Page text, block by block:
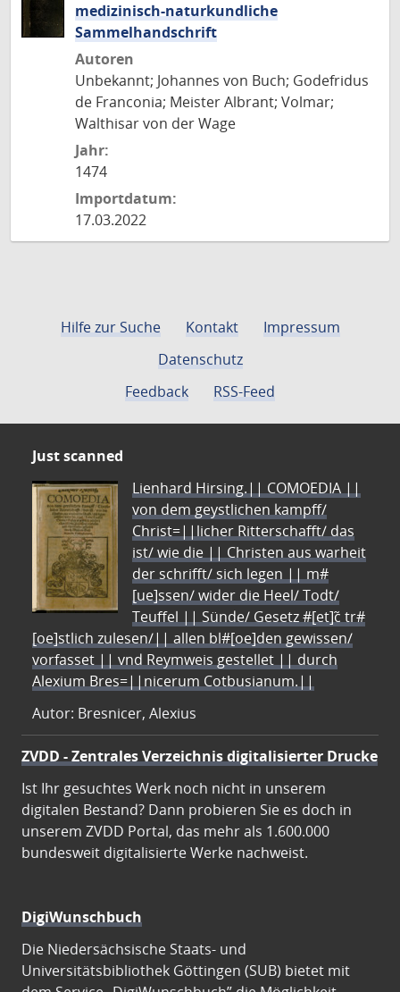
medizinisch-naturkundliche
Sammelhandschrift
Autoren
Unbekannt; Johannes von Buch; Godefridus
de Franconia; Meister Albrant; Volmar;
Walthisar von der Wage
Jahr:
1474
Importdatum:
17.03.2022
Hilfe zur Suche Kontakt
Impressum
Datenschutz
Feedback
RSS-Feed
Just scanned
Lienhard Hirsing.|| COMOEDIA ||
von dem geystlichen kampff/
Christ=||licher Ritterschafft/ das
ist/ wie die || Christen aus warheit
der schrifft/ sich legen || m#
[ue]ssen/ wider die Heel/ Todt/
Teuffel || Sünde/ Gesetz #[et]c̃ tr#
[oe]stlich zulesen/|| allen bl#[oe]den gewissen/
vorfasset || vnd Reymweis gestellet || durch
Alexium Bres=||nicerum Cotbusianum.||
Autor: Bresnicer, Alexius
ZVDD - Zentrales Verzeichnis digitalisierter Drucke
Ist Ihr gesuchtes Werk noch nicht in unserem
digitalen Bestand? Dann probieren Sie es doch in
unserem ZVDD Portal, das mehr als 1.600.000
bundesweit digitalisierte Werke nachweist.
DigiWunschbuch
Die Niedersächsische Staats- und
Universitätsbibliothek Göttingen (SUB) bietet mit